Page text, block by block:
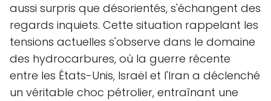
aussi surpris que désorientés, s'échangent des
regards inquiets. Cette situation rappelant les
tensions actuelles s'observe dans le domaine
des hydrocarbures, où la guerre récente
entre les États-Unis, Israël et l'Iran a déclenché
un véritable choc pétrolier, entraînant une